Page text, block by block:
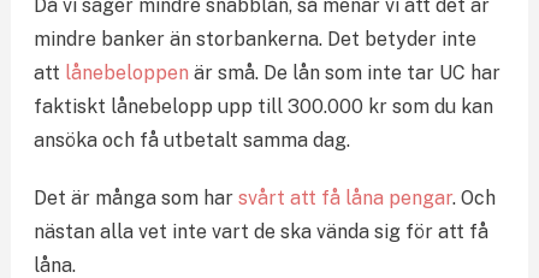
Då vi säger mindre snabblån, så menar vi att det är
mindre banker än storbankerna. Det betyder inte
att lånebeloppen är små. De lån som inte tar UC har
faktiskt lånebelopp upp till 300.000 kr som du kan
ansöka och få utbetalt samma dag.
Det är många som har svårt att få låna pengar. Och
nästan alla vet inte vart de ska vända sig för att få
låna.